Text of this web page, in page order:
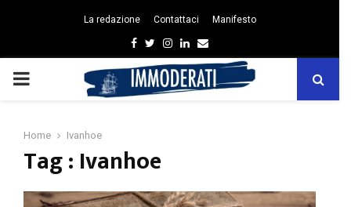
La redazione Contattaci Manifesto
Facebook
Twitter
Instagram
Linkedin
Email
PRIMARY
Home Ivanhoe
Tag : Ivanhoe